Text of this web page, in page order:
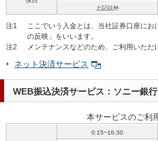
上記以外
注1
ここでいう入金とは、当社証券口座に
の反映」をいいます。
注2
メンテナンスなどのため、ご利用いただ
ネット決済サービス
WEB振込決済サービス：ソニー銀行
本サービスのご利
0:15~16:30